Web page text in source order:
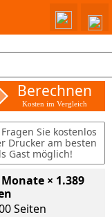
Berechnen
Kosten im Vergleich
Sie kostenlos
Drucker am besten
Gast möglich!
Monate × 1.389
Seiten